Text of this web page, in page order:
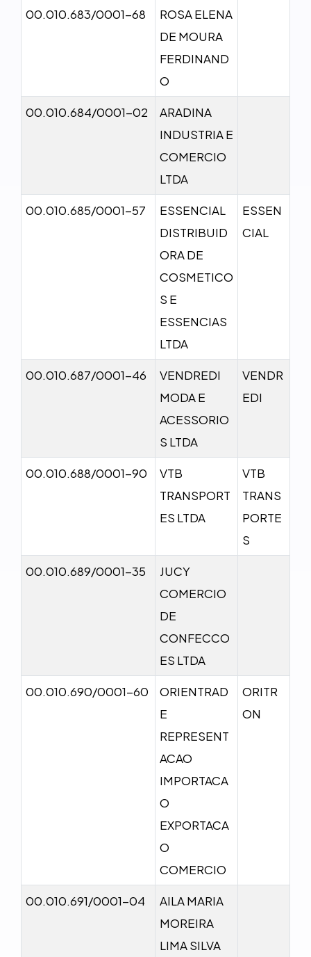
00.010.683/0001-68
ROSA ELENA
DE MOURA
FERDINAND
O
00.010.684/0001-02
ARADINA
INDUSTRIA E
COMERCIO
LTDA
00.010.685/0001-57
ESSENCIAL
DISTRIBUID
ORA DE
COSMETICO
S E
ESSENCIAS
LTDA
ESSEN
CIAL
00.010.687/0001-46
VENDREDI
MODA E
ACESSORIO
S LTDA
VENDR
EDI
00.010.688/0001-90
VTB
TRANSPORT
ES LTDA
VTB
TRANS
PORTE
S
00.010.689/0001-35
JUCY
COMERCIO
DE
CONFECCO
ES LTDA
00.010.690/0001-60
ORIENTRAD
E
REPRESENT
ACAO
IMPORTACA
O
EXPORTACA
O
COMERCIO
ORITR
ON
00.010.691/0001-04
AILA MARIA
MOREIRA
LIMA SILVA